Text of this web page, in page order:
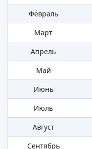
Февраль
Март
Апрель
Май
Июнь
Июль
Август
Сентябрь